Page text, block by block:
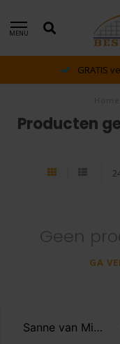
MENU
GRATIS
Producten
Geen
GA